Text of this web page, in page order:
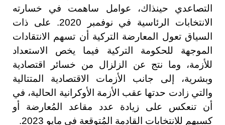
التصاعدي حينذاك، عوامل ساهمت في خسارته
الانتخابات الرئاسية في نوفمبر 2020. على ذات
السياق تعول المعارضة التركية أن تسهم الانتقادات
الموجهة للحكومة التركية فيما يخص الاستعداد
للأزمة، وما نتج عن الزلزال من خسائر اقتصادية
وبشرية، إلى جانب الأزمات الاقتصادية المتتالية
والتي زادت حدتها عقب الأزمة الأوكرانية الحالية، في
أن تنعكس على زيادة عدد مقاعد المُعارضة أو
كسبهم للانتخابات القادمة المُتوقعة في مايو 2023.